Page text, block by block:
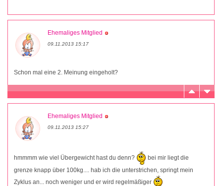
Ehemaliges Mitglied
09.11.2013 15:17
Schon mal eine 2. Meinung eingeholt?
Ehemaliges Mitglied
09.11.2013 15:27
hmmmm wie viel Übergewicht hast du denn?
bei mir liegt die
grenze knapp über 100kg.... hab ich die unterstrichen, springt mein
Zyklus an... noch weniger und er wird regelmäßiger